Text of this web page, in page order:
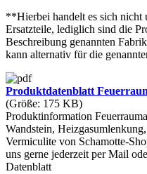
**Hierbei handelt es sich nicht
Ersatzteile, lediglich sind die
Beschreibung genannten
kann alternativ für die
Produktdatenblatt
(Größe: 175 KB)
Produktinformation
Wandstein,
Vermiculite von Schamotte-
uns gerne jederzeit per Mail
Datenblatt